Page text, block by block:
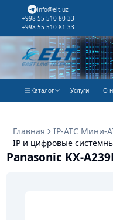
info@elt.uz
+998 55 510-80-33
+998 55 510-81-33
Каталог Услуги О
Главная
IP-АТС Мини-
IP и цифровые
Panasonic KX-